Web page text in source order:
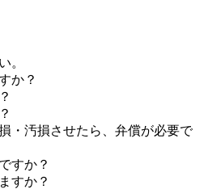
。
か？
・汚損させたら、弁償が必要で
すか？
すか？